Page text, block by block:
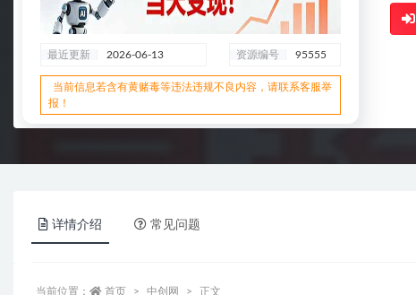
最近更新 2026-06-13 资源编号 95555
当前信息若含有黄赌毒等违法违规不良内容，请联系客服举
报！
详情介绍 常见问题
当前位置： 首页 中创网 正文